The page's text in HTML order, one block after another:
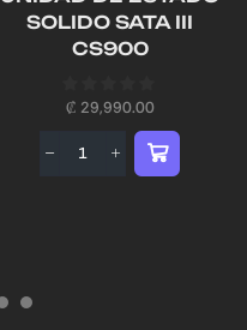
SOLIDO SATA III
CS900
₡ 29,990.00